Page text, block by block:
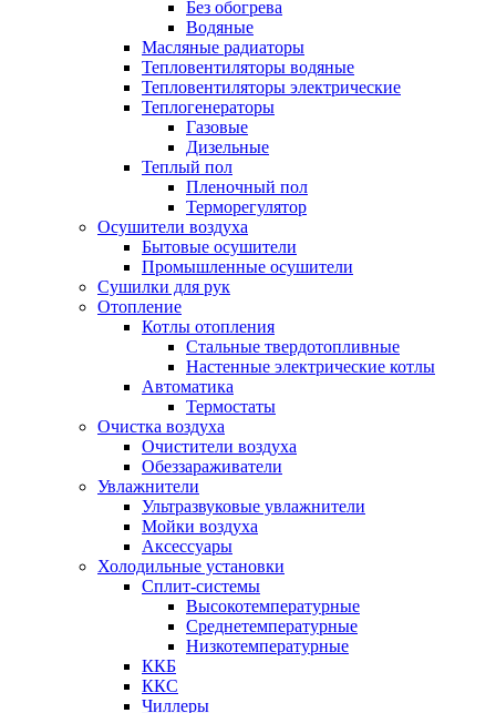
Без обогрева
Водяные
Масляные радиаторы
Тепловентиляторы водяные
Тепловентиляторы электрические
Теплогенераторы
Газовые
Дизельные
Теплый пол
Пленочный пол
Терморегулятор
Осушители воздуха
Бытовые осушители
Промышленные осушители
Сушилки для рук
Отопление
Котлы отопления
Стальные твердотопливные
Настенные электрические котлы
Автоматика
Термостаты
Очистка воздуха
Очистители воздуха
Обеззараживатели
Увлажнители
Ультразвуковые увлажнители
Мойки воздуха
Аксессуары
Холодильные установки
Сплит-системы
Высокотемпературные
Среднетемпературные
Низкотемпературные
ККБ
ККС
Чиллеры